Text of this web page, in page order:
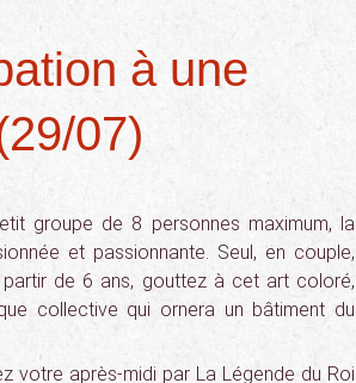
à une
07)
groupe de 8 personnes maximum, la
et passionnante. Seul, en couple,
de 6 ans, gouttez à cet art coloré,
collective qui ornera un bâtiment du
votre après-midi par La Légende du Roi